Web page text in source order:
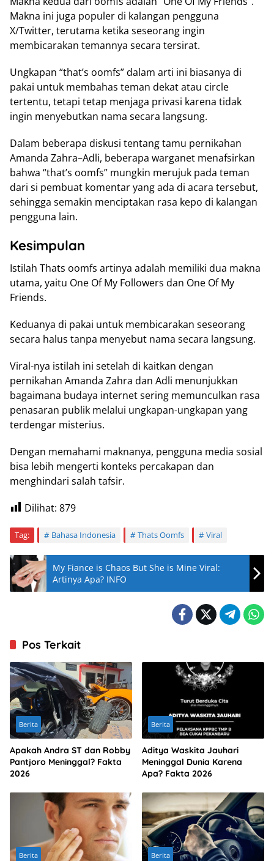
Makna ini juga populer di kalangan pengguna
X/Twitter, terutama ketika seseorang ingin
membicarakan temannya secara tersirat.
Ungkapan “that’s oomfs” dalam arti ini biasanya di
pakai untuk membahas teman dekat atau circle
tertentu, tetapi tetap menjaga privasi karena tidak
ingin menyebutkan nama secara langsung.
Dalam beberapa diskusi tentang tamu pernikahan
Amanda Zahra–Adli, beberapa warganet menafsirkan
bahwa “that’s oomfs” mungkin merujuk pada teman
dari si pembuat komentar yang ada di acara tersebut,
sehingga semakin menciptakan rasa kepo di kalangan
pengguna lain.
Kesimpulan
Istilah Thats oomfs artinya adalah memiliki dua makna
utama, yaitu One Of My Followers dan One Of My
Friends.
Keduanya di pakai untuk membicarakan seseorang
secara halus tanpa menyebut nama secara langsung.
Viral-nya istilah ini setelah di kaitkan dengan
pernikahan Amanda Zahra dan Adli menunjukkan
bagaimana budaya internet sering memunculkan rasa
penasaran publik melalui ungkapan-ungkapan yang
terdengar misterius.
Dengan memahami maknanya, pengguna media sosial
bisa lebih mengerti konteks percakapan dan
menghindari salah tafsir.
Dilihat: 879
Tag: Bahasa Indonesia Thats Oomfs Viral
My Fiance is Chaos But She is Mine Viral:
Artinya Apa? INFO
Pos Terkait
Berita
Apakah Andra ST dan Robby
Pantjoro Meninggal? Fakta
2026
Berita
Aditya Waskita Jauhari
Meninggal Dunia Karena
Apa? Fakta 2026
Berita Berita